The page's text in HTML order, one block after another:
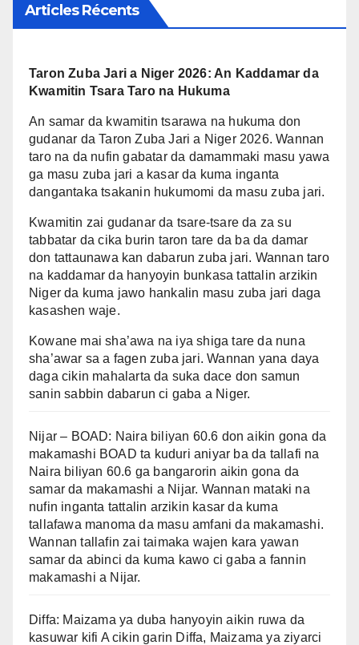
da wannan dama don wayar
muhimman hanyoyin
firamare da kuma tasirin su
wajen bunkasa tattalin arziki.
Articles Récents
Taron Zuba Jari a Niger 2026: An Kaddamar da
Kwamitin Tsara Taro na Hukuma
An samar da kwamitin tsarawa na hukuma don
gudanar da Taron Zuba Jari a Niger 2026. Wannan
taro na da nufin gabatar da damammaki masu yawa
ga masu zuba jari a kasar da kuma inganta
dangantaka tsakanin hukumomi da masu zuba jari.
Kwamitin zai gudanar da tsare-tsare da za su
tabbatar da cika burin taron tare da ba da damar
don tattaunawa kan dabarun zuba jari. Wannan taro
na kaddamar da hanyoyin bunkasa tattalin arzikin
Niger da kuma jawo hankalin masu zuba jari daga
kasashen waje.
Kowane mai sha’awa na iya shiga tare da nuna
sha’awar sa a fagen zuba jari. Wannan yana daya
daga cikin mahalarta da suka dace don samun
sanin sabbin dabarun ci gaba a Niger.
Nijar – BOAD: Naira biliyan 60.6 don aikin gona da
makamashi BOAD ta kuduri aniyar ba da tallafi na
Naira biliyan 60.6 ga bangarorin aikin gona da
samar da makamashi a Nijar. Wannan mataki na
nufin inganta tattalin arzikin kasar da kuma
tallafawa manoma da masu amfani da makamashi.
Wannan tallafin zai taimaka wajen kara yawan
samar da abinci da kuma kawo ci gaba a fannin
makamashi a Nijar.
Diffa: Maizama ya duba hanyoyin aikin ruwa da
kasuwar kifi A cikin garin Diffa, Maizama ya ziyarci